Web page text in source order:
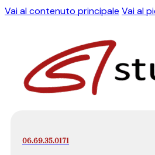
Vai al contenuto principale Vai al
06.69.35.0171